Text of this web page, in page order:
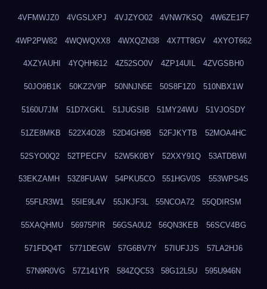
4VFMWJZ0 4VGSLXPJ 4VJZYO02 4VNW7KSQ 4W6ZE1F7
4WP2PW82 4WQWQXX8 4WXQZN38 4X7TT8GV 4XYOT662
4XZYAUHI 4YQHH612 4Z52SO0V 4ZP14UIL 4ZVGSBH0
50JO9B1K 50KZ2V9P 50NNJN5E 50S8F1Z0 510NBX1W
5160U7JM 51D7XGKL 51JUGSIB 51MY24WU 51VJOSDY
51ZE8MKB 522X4O28 52D4GH9B 52FJKYTB 52MOA4HC
52SYO0Q2 52TPECFV 52W5K0BY 52XXY91Q 53ATDBWI
53EKZAMH 53Z8FUAW 54PKU5CO 551HGV0S 553WPS4S
55FLR3W1 55IE9L4V 55JKJF3L 55NCOA72 55QDIRSM
55XAQHMU 56975PIR 56GSA0U2 56QN3KEB 56SCV4BG
571FDQ4T 5771DEGW 57G6BV7Y 57IUFJJS 57LA2HJ6
57N9R0VG 57Z141YR 584ZQC53 58G12L5U 595U946N